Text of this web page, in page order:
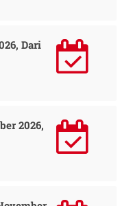
Dari
2026,